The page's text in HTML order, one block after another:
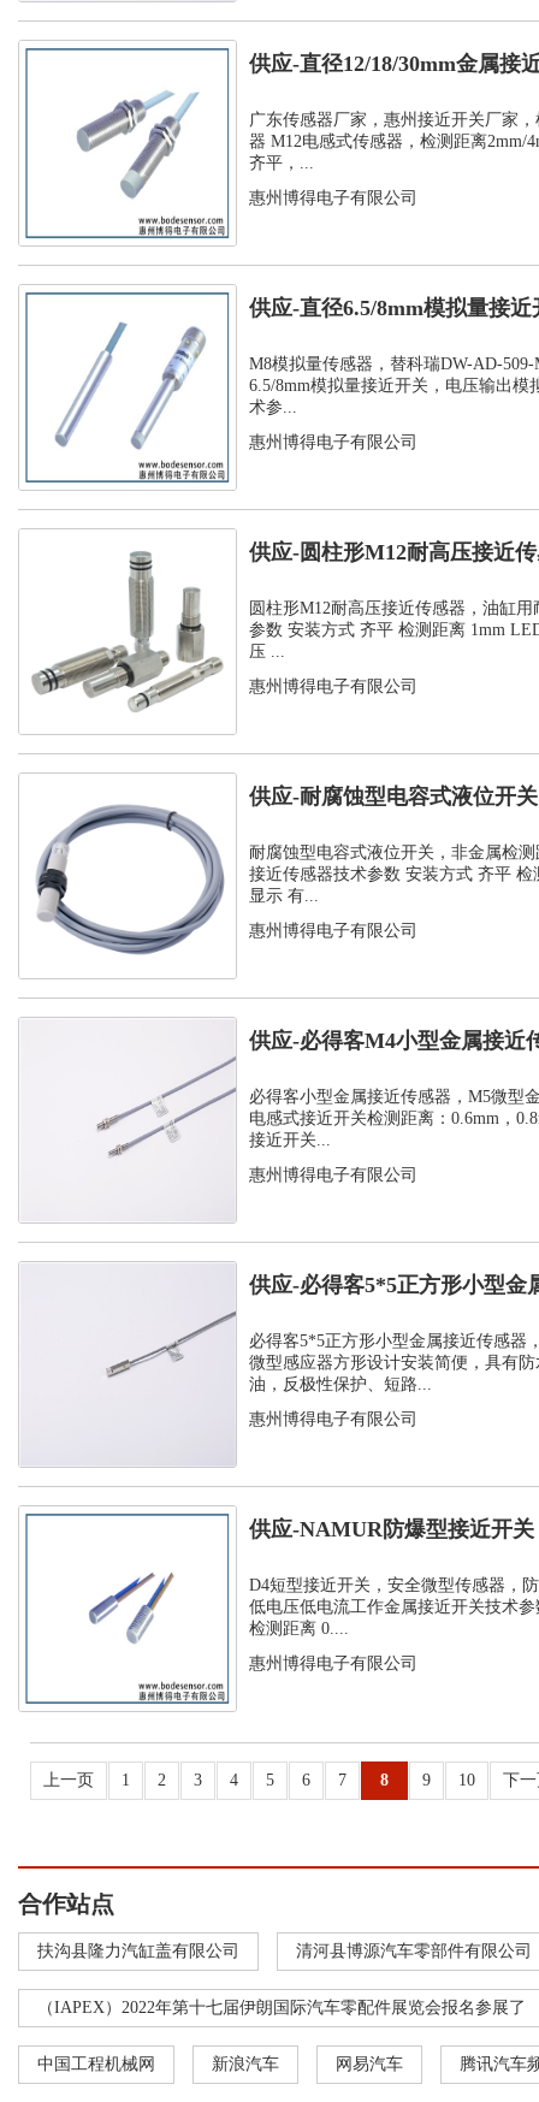
供应-直径12/18/30mm金属接
接...
广东传感器厂家，惠州接近开关厂家
器 M12电感式传感器，检测距离2mm/
齐平，...
惠州博得电子有限公司
供应-直径6.5/8mm模拟量接
出模...
M8模拟量传感器，替科瑞DW-AD-509-
6.5/8mm模拟量接近开关，电压输出模
术参...
惠州博得电子有限公司
供应-圆柱形M12耐高压接近
耐压接近...
圆柱形M12耐高压接近传感器，油缸
参数 安装方式 齐平 检测距离 1mm
压 ...
惠州博得电子有限公司
供应-耐腐蚀型电容式液位开
距离增强型...
耐腐蚀型电容式液位开关，非金属检
接近传感器技术参数 安装方式 齐平 检
显示 有...
惠州博得电子有限公司
供应-必得客M4小型金属接近
感式长距...
必得客小型金属接近传感器，M5微型
电感式接近开关检测距离：0.6mm，
接近开关...
惠州博得电子有限公司
供应-必得客5*5正方形小型金
器，安装狭...
必得客5*5正方形小型金属接近传感器
微型感应器方形设计安装简便，具有
油，反极性保护、短路...
惠州博得电子有限公司
供应-NAMUR防爆型接近开
流工作金...
D4短型接近开关，安全微型传感器，
低电压低电流工作金属接近开关技术
检测距离 0....
惠州博得电子有限公司
上一页 1 2 3 4 5 6 7 8 9 10 下
合作站点
扶沟县隆力汽缸盖有限公司 清河县博源汽车零部件有限公司
（IAPEX）2022年第十七届伊朗国际汽车零配件展览会报名参展了
中国工程机械网 新浪汽车 网易汽车 腾讯汽车